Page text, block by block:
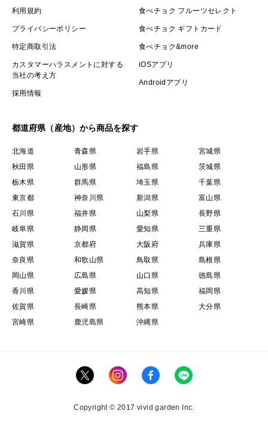
利用規約
プライバシーポリシー
特定商取引法
カスタマーハラスメントに対する
当社の考え方
採用情報
食べチョク フルーツセレクト
食べチョク ギフトカード
食べチョク&more
iOSアプリ
Androidアプリ
都道府県（産地）から商品を探す
北海道 青森県 岩手県
宮城県
秋田県
山形県 福島県
茨城県
栃木県
群馬県 埼玉県
千葉県
東京都
神奈川県 新潟県
富山県
石川県
福井県 山梨県
長野県
岐阜県
静岡県 愛知県
三重県
滋賀県
京都府 大阪府
兵庫県
奈良県
和歌山県 鳥取県
島根県
岡山県
広島県 山口県
徳島県
香川県
愛媛県 高知県
福岡県
佐賀県
長崎県 熊本県
大分県
宮崎県
鹿児島県 沖縄県
Copyright © 2017 vivid garden Inc.